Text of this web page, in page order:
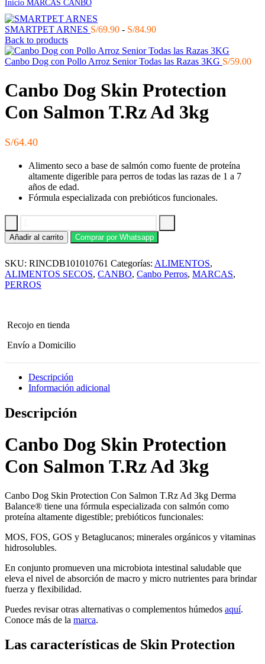
Inicio MARCAS CANBO
SMARTPET ARNES S/69.90 - S/84.90Rango
precios:
desde
S/84.90
Back to products
Canbo Dog con Pollo Arroz Senior Todas las Razas 3KG S/59.00
Canbo Dog Skin Protection
Con Salmon T.Rz Ad 3kg
S/64.40
Alimento seco a base de salmón como fuente de proteína
altamente digerible para perros de todas las razas de 1 a 7
años de edad.
Fórmula especializada con prebióticos funcionales.
Canbo
Dog
Protection
Con
Salmon
T.Rz
cantidad
Añadir al carrito Comprar por Whatsapp
SKU: RINCDB101010761 Categorías: ALIMENTOS,
ALIMENTOS SECOS, CANBO, Canbo Perros, MARCAS,
PERROS
Recojo en tienda
Envío a Domicilio
Descripción
Información adicional
Descripción
Canbo Dog Skin Protection
Con Salmon T.Rz Ad 3kg
Canbo Dog Skin Protection Con Salmon T.Rz Ad 3kg Derma
Balance® tiene una fórmula especializada con salmón como
proteína altamente digestible; prebióticos funcionales:
MOS, FOS, GOS y Betaglucanos; minerales orgánicos y vitaminas
hidrosolubles.
En conjunto promueven una microbiota intestinal saludable que
eleva el nivel de absorción de macro y micro nutrientes para brindar
fuerza y flexibilidad.
Puedes revisar otras alternativas o complementos húmedos aquí.
Conoce más de la marca.
Las características de Skin Protection